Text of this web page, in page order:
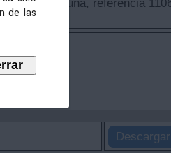
de las
da Coruña, referencia
Descargar